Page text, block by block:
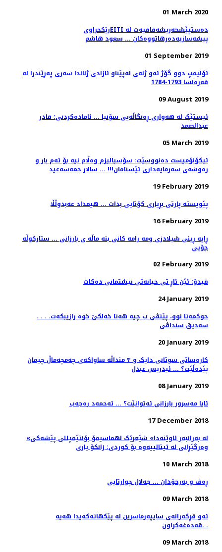
01 March 2020
رێكخراوی‌EITI ده‌ستپێشخه‌ریشه‌فافیه‌ت له‌
پیشه‌سازیه‌ده‌رهاتووه‌كان ... سعود هاشم
01 September 2019
ئۆلیمپ دوو گۆژ ئەو ژنەی لەپێناو ئازادی ژناندا سەری پەڕێندرا له
فەرەنسا 1793-1784
09 August 2019
ئیستێک له‌ هه‌واری ڕه‌نگاڵه‌یی سۆنیا ... ئاماده‌کردنی؛ قادر
عبدالصمد
05 March 2019
ئیکۆنۆمیست دەنووسێت: سۆسیالیزم وەڵام نیە بۆ ئەم بار و
رەوشەی سەرمایەداری ئێستامان!!! ... سالار حمەسەعید
19 February 2019
پێویستە پارتی بڕیاری كۆتایی بدات ... هیمداد عەبدوڵڵا
16 February 2019
ڕاپه ڕینی شیلادزی ومه رامه کانی بنه ماڵه ی بارزانی ... ستارکوڵه
جۆیی
02 February 2019
ڤیدۆ: ئێن ئاڕ تی خیانەتی نیشتمانی دەکات
24 January 2019
حوکمەتا نوو، پێتڤی ب چیە هەتا خەلكێ خوە رازیبکەت. . . .
سەدیق سنداڤی
20 January 2019
کارەساتی سوتانی دایک و ٣ منداڵە ساواکەی چەمچەماڵ چیمان
پێدەڵێت؟ ... ئیدریس عبدل
08 January 2019
ئایا مه‌سرور بارزانی ئه‌توانێت؟ ... ئه‌حمه‌د ره‌جه‌ب
17 December 2018
«لە بەرانبەر ئاوێنەدا» شێعرێک لهماسیمۆ بۆنتێمپللی پێشه‌کی
وه‌رگێڕانی له ئیتالییه‌وه بۆ کوردی: زانکۆ یاری
10 March 2018
ڕەڤ و بەرخۆدان ... جەلال چوارتایی
09 March 2018
ئه‌و قڕكه‌رانه‌ی سایپه‌رماسرین له‌ پێكهاته‌كه‌یدا هه‌یه‌
قه‌ده‌غه‌كراون. .
09 March 2018